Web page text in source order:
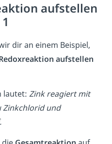
aufstellen
dir an einem Beispiel,
aufstellen
lautet: Zink reagiert mit
Zinkchlorid und